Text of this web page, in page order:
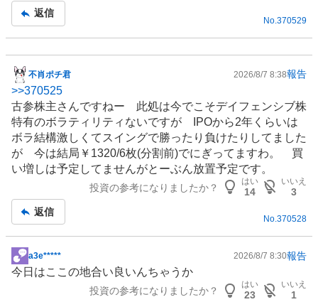
返信
No. 370529
掲
示
板
記
事
不肖ポチ君 2026/8/7 8:38報告
>>370525
古参株主さんですねー 此処は今でこそデイフェンシブ株
特有のボラティリティないですが IPOから2年くらいは
ボラ結構激しくてスイングで勝ったり負けたりしてました
が 今は結局￥1320/6枚(分割前)でにぎってますわ。 買
い増しは予定してませんがとーぶん放置予定です。
投資の参考になりましたか？
はい
14
いいえ
3
返信
No.370528
掲
示
a3e***** 2026/8/7 8:30報告
今日はここの地合い良いんちゃうか
投資の参考になりましたか？
はい
23
いいえ
1